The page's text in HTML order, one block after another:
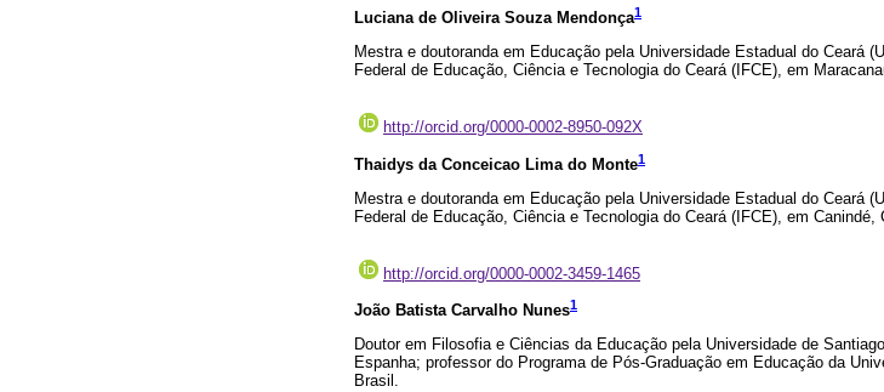
Luciana de Oliveira Souza Mendonça1
Mestra e doutoranda em Educação pela Universidade Estadual do Ceará
Federal de Educação, Ciência e Tecnologia do Ceará (IFCE), em
http://orcid.org/0000-0002-8950-092X
Thaidys da Conceicao Lima do Monte1
Mestra e doutoranda em Educação pela Universidade Estadual do Ceará
Federal de Educação, Ciência e Tecnologia do Ceará (IFCE), em Canindé,
http://orcid.org/0000-0002-3459-1465
João Batista Carvalho Nunes1
Doutor em Filosofia e Ciências da Educação pela Universidade de
Espanha; professor do Programa de Pós-Graduação em Educação da
Brasil.